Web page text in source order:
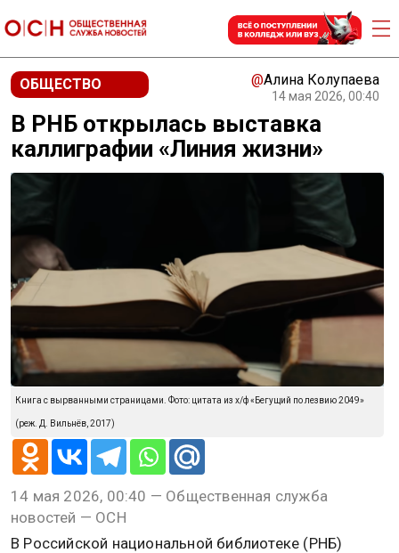
ОБЩЕСТВО @Алина Колупаева
14 мая 2026, 00:40
В РНБ открылась выставка
каллиграфии «Линия жизни»
Книга с вырванными страницами. Фото: цитата из х/ф «Бегущий по лезвию 2049»
(реж. Д. Вильнёв, 2017)
14 мая 2026, 00:40 — Общественная служба
новостей — ОСН
В Российской национальной библиотеке (РНБ)